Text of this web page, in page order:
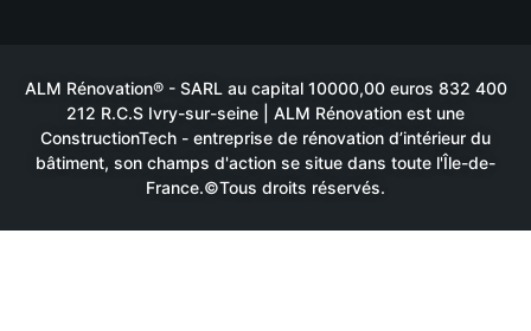
ALM Rénovation® - SARL au capital 10000,00 euros 832 400
212 R.C.S Ivry-sur-seine | ALM Rénovation est une
ConstructionTech - entreprise de rénovation d’intérieur du
bâtiment, son champs d'action se situe dans toute l'Île-de-
France.©Tous droits réservés.